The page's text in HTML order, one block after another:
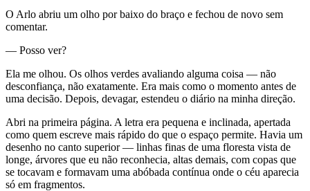
O Arlo abriu um olho por baixo do braço e fechou de novo sem
comentar.
— Posso ver?
Ela me olhou. Os olhos verdes avaliando alguma coisa — não
desconfiança, não exatamente. Era mais como o momento antes de
uma decisão. Depois, devagar, estendeu o diário na minha direção.
Abri na primeira página. A letra era pequena e inclinada, apertada
como quem escreve mais rápido do que o espaço permite. Havia um
desenho no canto superior — linhas finas de uma floresta vista de
longe, árvores que eu não reconhecia, altas demais, com copas que
se tocavam e formavam uma abóbada contínua onde o céu aparecia
só em fragmentos.